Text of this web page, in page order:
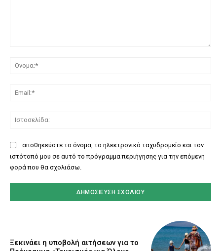
αποθηκεύστε το όνομα, το ηλεκτρονικό ταχυδρομείο και τον
ιστότοπό μου σε αυτό το πρόγραμμα περιήγησης για την επόμενη
φορά που θα σχολιάσω.
Ξεκινάει η υποβολή αιτήσεων για το